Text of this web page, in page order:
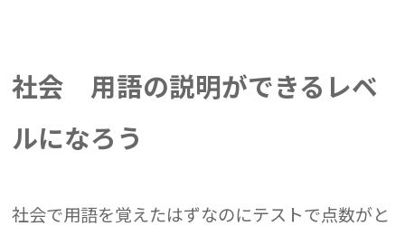
社会 用語の説明ができるレベ
ルになろう
社会で用語を覚えたはずなのにテストで点数がと